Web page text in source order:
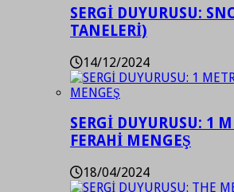
SERGİ DUYURUSU:
TANELERİ)
14/12/2024
SERGİ DUYURUSU: 1
FERAHİ MENGEŞ
18/04/2024